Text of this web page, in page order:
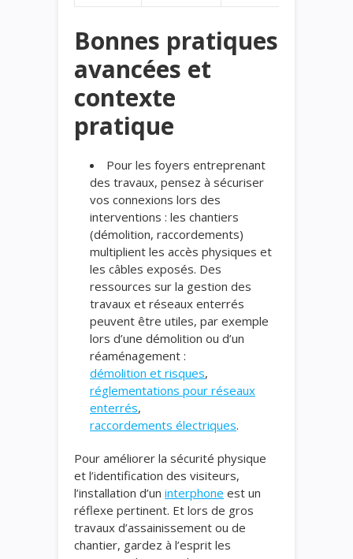
Bonnes pratiques
avancées et
contexte
pratique
Pour les foyers entreprenant
des travaux, pensez à sécuriser
vos connexions lors des
interventions : les chantiers
(démolition, raccordements)
multiplient les accès physiques et
les câbles exposés. Des
ressources sur la gestion des
travaux et réseaux enterrés
peuvent être utiles, par exemple
lors d’une démolition ou d’un
réaménagement :
démolition et risques,
réglementations pour réseaux
enterrés,
raccordements électriques.
Pour améliorer la sécurité physique
et l’identification des visiteurs,
l’installation d’un interphone est un
réflexe pertinent. Et lors de gros
travaux d’assainissement ou de
chantier, gardez à l’esprit les